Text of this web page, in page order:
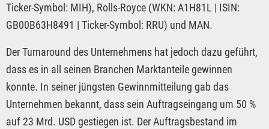
Ticker-Symbol: MIH), Rolls-Royce (WKN: A1H81L | ISIN:
GB00B63H8491 | Ticker-Symbol: RRU) und MAN.
Der Turnaround des Unternehmens hat jedoch dazu geführt,
dass es in all seinen Branchen Marktanteile gewinnen
konnte. In seiner jüngsten Gewinnmitteilung gab das
Unternehmen bekannt, dass sein Auftragseingang um 50 %
auf 23 Mrd. USD gestiegen ist. Der Auftragsbestand im